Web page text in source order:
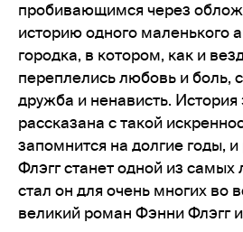
пробивающимся через
историю одного маленького
городка, в котором, как и
переплелись любовь и боль,
дружба и ненависть. История
рассказана с такой
запомнится на долгие годы,
Флэгг станет одной из
стал он для очень многих во
великий роман Фэнни Флэгг